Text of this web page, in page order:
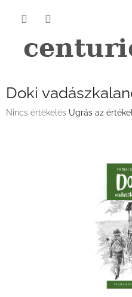
Doki
A
Nincs értékelés Ugrás az